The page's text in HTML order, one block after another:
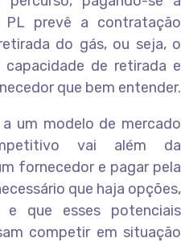
prevê a contratação
do gás, ou seja, o
de retirada e
que bem entender.
um modelo de mercado
vai além da
fornecedor e pagar pela
que haja opções,
e que esses potenciais
competir em situação